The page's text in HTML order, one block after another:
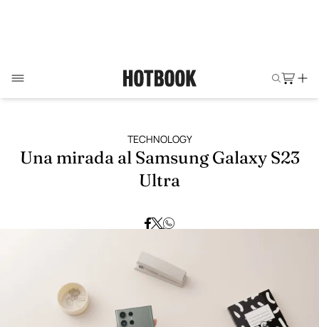
TECHNOLOGY
Una mirada al Samsung Galaxy S23
Ultra